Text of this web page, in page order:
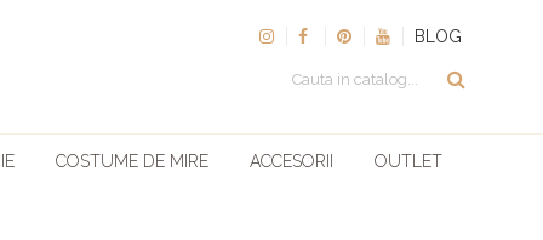
BLOG
COSTUME DE MIRE ACCESORII OUTLET